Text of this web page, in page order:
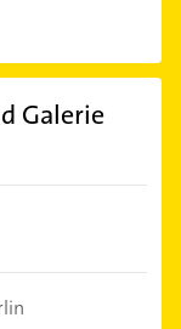
Galerie